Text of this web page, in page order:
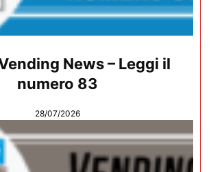
News – Leggi il
numero 83
28/07/2026